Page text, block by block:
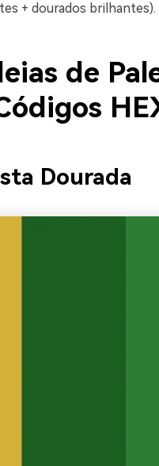
+ dourados brilhantes).
de
Dourada